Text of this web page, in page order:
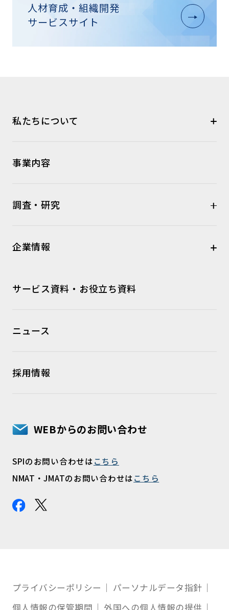
人材育成・組織開発
サービスサイト
私たちについて
事業内容
調査・研究
企業情報
サービス資料・お役立ち資料
ニュース
採用情報
WEBからのお問い合わせ
SPIのお問い合わせはこちら
NMAT・JMATのお問い合わせはこちら
プライバシーポリシー
パーソナルデータ指針